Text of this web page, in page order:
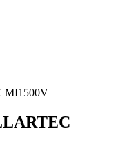
MI1500V